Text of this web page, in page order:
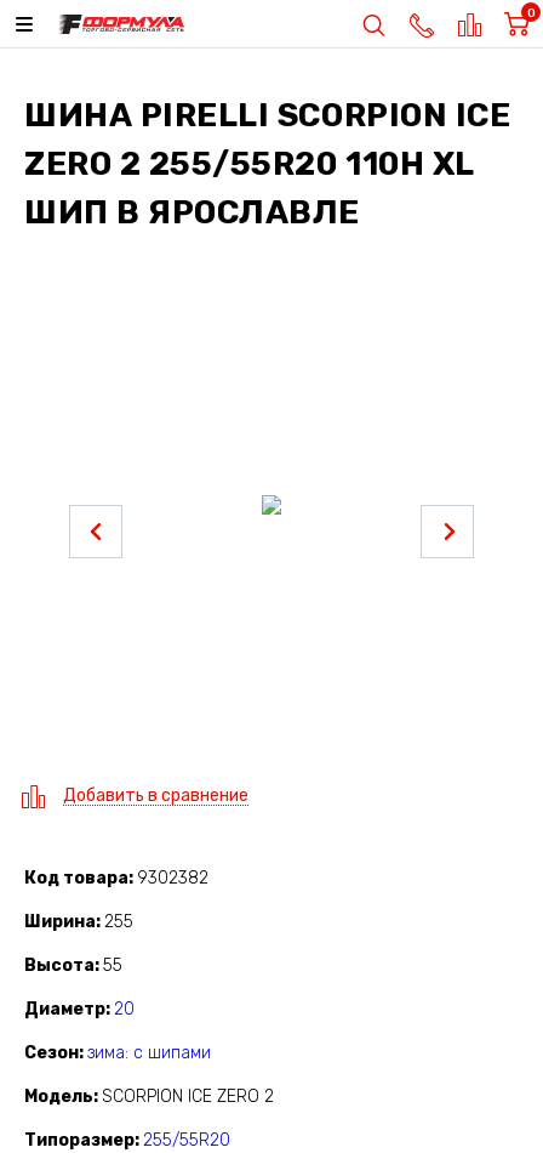
0
ШИНА PIRELLI SCORPION ICE
ZERO 2 255/55R20 110H XL
ШИП В ЯРОСЛАВЛЕ
Добавить в сравнение
Код товара 9302382
Ширина 255
Высота 55
Диаметр 20
Сезон зима: с шипами
Модель SCORPION ICE ZERO 2
Типоразмер 255/55R20